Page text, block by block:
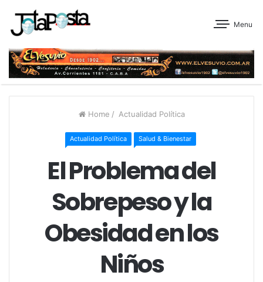
Menu
Home / Actualidad Política
Actualidad Política Salud & Bienestar
El Problema del
Sobrepeso y la
Obesidad en los
Niños